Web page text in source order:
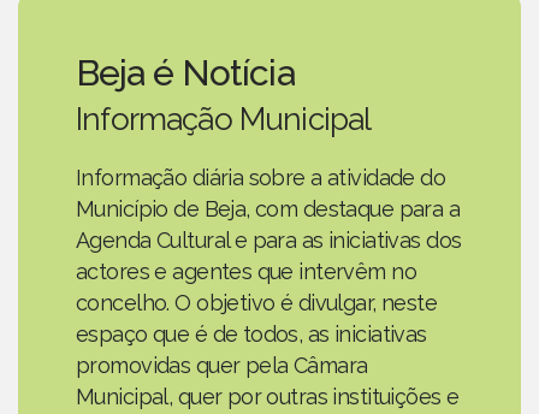
Beja é Notícia
Informação Municipal
Informação diária sobre a atividade do
Município de Beja, com destaque para a
Agenda Cultural e para as iniciativas dos
actores e agentes que intervêm no
concelho. O objetivo é divulgar, neste
espaço que é de todos, as iniciativas
promovidas quer pela Câmara
Municipal, quer por outras instituições e